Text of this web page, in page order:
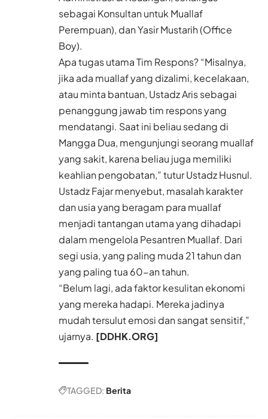
sebagai Konsultan untuk Muallaf
Perempuan), dan Yasir Mustarih (Office
Boy).
Apa tugas utama Tim Respons? “Misalnya,
jika ada muallaf yang dizalimi, kecelakaan,
atau minta bantuan, Ustadz Aris sebagai
penanggung jawab tim respons yang
mendatangi. Saat ini beliau sedang di
Mangga Dua, mengunjungi seorang muallaf
yang sakit, karena beliau juga memiliki
keahlian pengobatan,” tutur Ustadz Husnul.
Ustadz Fajar menyebut, masalah karakter
dan usia yang beragam para muallaf
menjadi tantangan utama yang dihadapi
dalam mengelola Pesantren Muallaf. Dari
segi usia, yang paling muda 21 tahun dan
yang paling tua 60-an tahun.
“Belum lagi, ada faktor kesulitan ekonomi
yang mereka hadapi. Mereka jadinya
mudah tersulut emosi dan sangat sensitif,”
ujarnya. [DDHK.ORG]
TAGGED: Berita